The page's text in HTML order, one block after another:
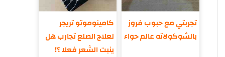
تجربتي مع حبوب فروز
بالشوكولاته عالم حواء
كامينوموتو تريجر
لعلاج الصلع تجارب هل
ينبت الشعر فعلا ؟!